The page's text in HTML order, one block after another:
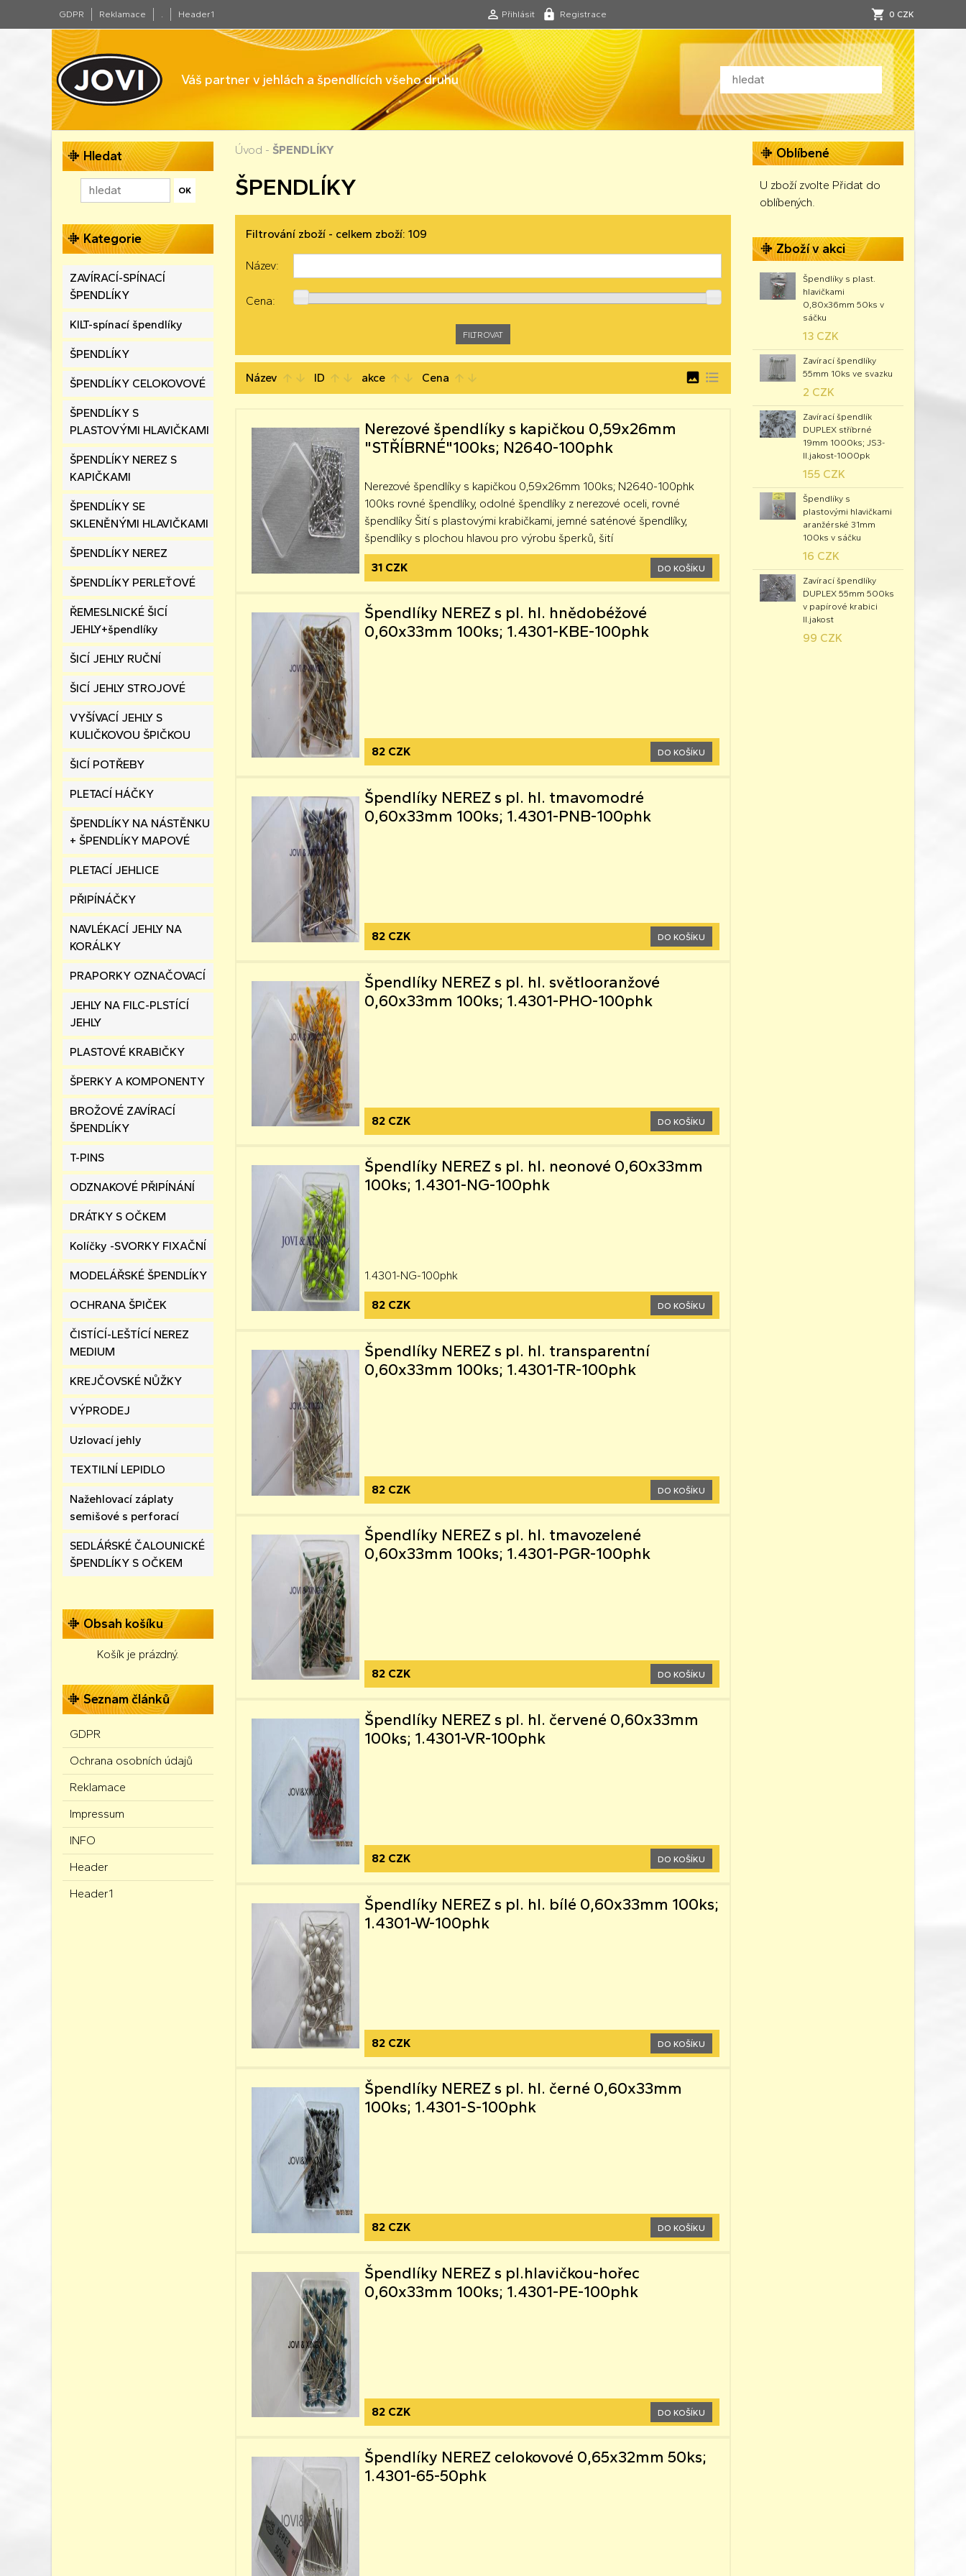
GDPR Reklamace . Header1 Přihlásit Registrace 0 CZK
Váš partner v jehlách a špendlících všeho druhu
Hledat
Kategorie
ZAVÍRACÍ-SPÍNACÍ
ŠPENDLÍKY
KILT-spínací špendlíky
ŠPENDLÍKY
ŠPENDLÍKY CELOKOVOVÉ
ŠPENDLÍKY S
PLASTOVÝMI HLAVIČKAMI
ŠPENDLÍKY NEREZ S
KAPIČKAMI
ŠPENDLÍKY SE
SKLENĚNÝMI HLAVIČKAMI
ŠPENDLÍKY NEREZ
ŠPENDLÍKY PERLEŤOVÉ
ŘEMESLNICKÉ ŠICÍ
JEHLY+špendlíky
ŠICÍ JEHLY RUČNÍ
ŠICÍ JEHLY STROJOVÉ
VYŠÍVACÍ JEHLY S
KULIČKOVOU ŠPIČKOU
ŠICÍ POTŘEBY
PLETACÍ HÁČKY
ŠPENDLÍKY NA NÁSTĚNKU
+ ŠPENDLÍKY MAPOVÉ
PLETACÍ JEHLICE
PŘIPÍNÁČKY
NAVLÉKACÍ JEHLY NA
KORÁLKY
PRAPORKY OZNAČOVACÍ
JEHLY NA FILC-PLSTÍCÍ
JEHLY
PLASTOVÉ KRABIČKY
ŠPERKY A KOMPONENTY
BROŽOVÉ ZAVÍRACÍ
ŠPENDLÍKY
T-PINS
ODZNAKOVÉ PŘIPÍNÁNÍ
DRÁTKY S OČKEM
Kolíčky -SVORKY FIXAČNÍ
MODELÁŘSKÉ ŠPENDLÍKY
OCHRANA ŠPIČEK
ČISTÍCÍ-LEŠTÍCÍ NEREZ
MEDIUM
KREJČOVSKÉ NŮŽKY
VÝPRODEJ
Uzlovací jehly
TEXTILNÍ LEPIDLO
Nažehlovací záplaty
semišové s perforací
SEDLÁŔSKÉ ČALOUNICKÉ
ŠPENDLÍKY S OČKEM
Obsah košíku
Košík je prázdný.
Seznam článků
GDPR
Ochrana osobních údajů
Reklamace
Impressum
INFO
Header
Header1
Úvod - ŠPENDLÍKY
ŠPENDLÍKY
Filtrování zboží - celkem zboží: 109
Název:
Cena:
Název arrow_upward arrow_downward ID arrow_upward arrow_downward akce arrow_upward arrow_downward Cena arrow_upward arrow_downward image format_list_bulleted
Nerezové špendlíky s kapičkou 0,59x26mm
"STŘÍBRNÉ"100ks; N2640-100phk
Nerezové špendlíky s kapičkou 0,59x26mm 100ks; N2640-100phk
100ks rovné špendlíky, odolné špendlíky z nerezové oceli, rovné
špendlíky Šití s ​​plastovými krabičkami, jemné saténové špendlíky,
špendlíky s plochou hlavou pro výrobu šperků, šití
31 CZK DO KOŠÍKU
Špendlíky NEREZ s pl. hl. hnědobéžové
0,60x33mm 100ks; 1.4301-KBE-100phk
82 CZK DO KOŠÍKU
Špendlíky NEREZ s pl. hl. tmavomodré
0,60x33mm 100ks; 1.4301-PNB-100phk
82 CZK DO KOŠÍKU
Špendlíky NEREZ s pl. hl. světlooranžové
0,60x33mm 100ks; 1.4301-PHO-100phk
82 CZK DO KOŠÍKU
Špendlíky NEREZ s pl. hl. neonové 0,60x33mm
100ks; 1.4301-NG-100phk
1.4301-NG-100phk
82 CZK DO KOŠÍKU
Špendlíky NEREZ s pl. hl. transparentní
0,60x33mm 100ks; 1.4301-TR-100phk
82 CZK DO KOŠÍKU
Špendlíky NEREZ s pl. hl. tmavozelené
0,60x33mm 100ks; 1.4301-PGR-100phk
82 CZK DO KOŠÍKU
Špendlíky NEREZ s pl. hl. červené 0,60x33mm
100ks; 1.4301-VR-100phk
82 CZK DO KOŠÍKU
Špendlíky NEREZ s pl. hl. bílé 0,60x33mm 100ks;
1.4301-W-100phk
82 CZK DO KOŠÍKU
Špendlíky NEREZ s pl. hl. černé 0,60x33mm
100ks; 1.4301-S-100phk
82 CZK DO KOŠÍKU
Špendlíky NEREZ s pl.hlavičkou-hořec
0,60x33mm 100ks; 1.4301-PE-100phk
82 CZK DO KOŠÍKU
Špendlíky NEREZ celokovové 0,65x32mm 50ks;
1.4301-65-50phk
Oblíbené
U zboží zvolte Přidat do
oblíbených.
Zboží v akci
Špendlíky s plast.
hlavičkami
0,80x36mm 50ks v
sáčku
13 CZK
Zavírací špendlíky
55mm 10ks ve svazku
2 CZK
Zavírací špendlík
DUPLEX stříbrné
19mm 1000ks; JS3-
II.jakost-1000pk
155 CZK
Špendlíky s
plastovými hlavičkami
aranžérské 31mm
100ks v sáčku
16 CZK
Zavírací špendlíky
DUPLEX 55mm 500ks
v papírové krabici
II.jakost
99 CZK